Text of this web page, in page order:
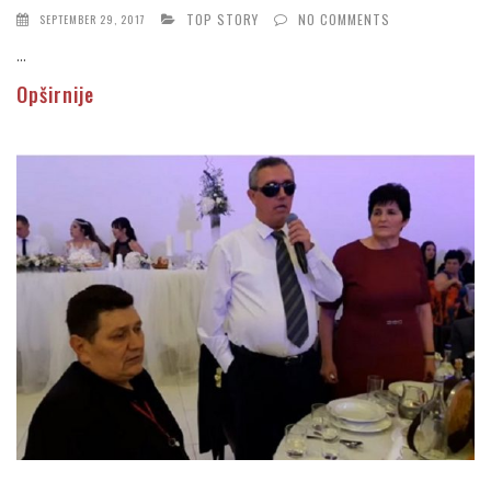
SEPTEMBER 29, 2017 TOP STORY NO COMMENTS
...
Opširnije